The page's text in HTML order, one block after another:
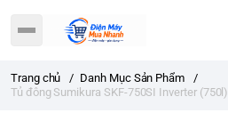
Trang chủ / Danh Mục Sản Phẩm
/
Tủ đông Sumikura SKF-750SI Inverter (750l)